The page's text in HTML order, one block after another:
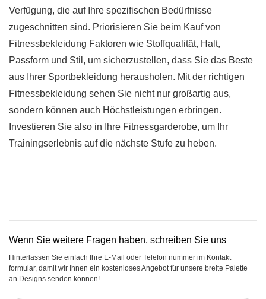
Verfügung, die auf Ihre spezifischen Bedürfnisse
zugeschnitten sind. Priorisieren Sie beim Kauf von
Fitnessbekleidung Faktoren wie Stoffqualität, Halt,
Passform und Stil, um sicherzustellen, dass Sie das Beste
aus Ihrer Sportbekleidung herausholen. Mit der richtigen
Fitnessbekleidung sehen Sie nicht nur großartig aus,
sondern können auch Höchstleistungen erbringen.
Investieren Sie also in Ihre Fitnessgarderobe, um Ihr
Trainingserlebnis auf die nächste Stufe zu heben.
Wenn Sie weitere Fragen haben, schreiben Sie uns
Hinterlassen Sie einfach Ihre E-Mail oder Telefon nummer im Kontakt
formular, damit wir Ihnen ein kostenloses Angebot für unsere breite Palette
an Designs senden können!